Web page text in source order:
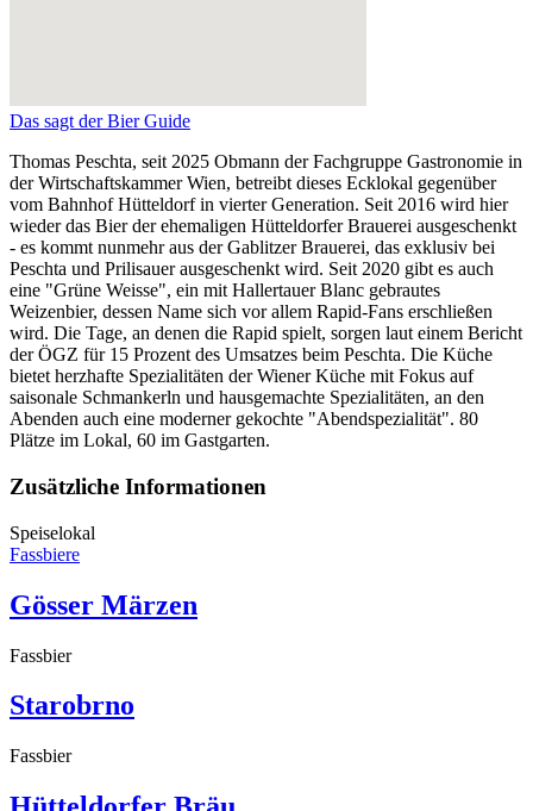
Das sagt der Bier Guide
Thomas Peschta, seit 2025 Obmann der Fachgruppe Gastronomie in
der Wirtschaftskammer Wien, betreibt dieses Ecklokal gegenüber
vom Bahnhof Hütteldorf in vierter Generation. Seit 2016 wird hier
wieder das Bier der ehemaligen Hütteldorfer Brauerei ausgeschenkt
- es kommt nunmehr aus der Gablitzer Brauerei, das exklusiv bei
Peschta und Prilisauer ausgeschenkt wird. Seit 2020 gibt es auch
eine "Grüne Weisse", ein mit Hallertauer Blanc gebrautes
Weizenbier, dessen Name sich vor allem Rapid-Fans erschließen
wird. Die Tage, an denen die Rapid spielt, sorgen laut einem Bericht
der ÖGZ für 15 Prozent des Umsatzes beim Peschta. Die Küche
bietet herzhafte Spezialitäten der Wiener Küche mit Fokus auf
saisonale Schmankerln und hausgemachte Spezialitäten, an den
Abenden auch eine moderner gekochte "Abendspezialität". 80
Plätze im Lokal, 60 im Gastgarten.
Zusätzliche Informationen
Speiselokal
Fassbiere
Gösser Märzen
Fassbier
Starobrno
Fassbier